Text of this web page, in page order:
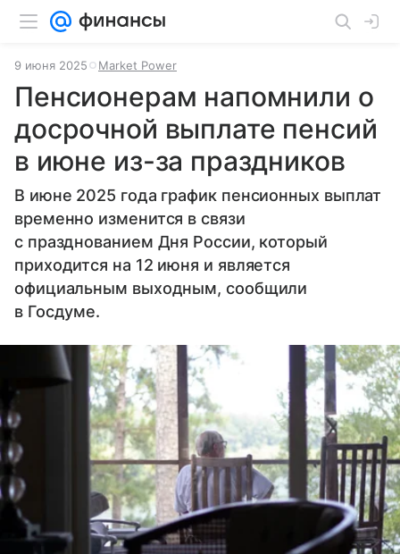
9 июня 2025 Market Power
Пенсионерам напомнили о
досрочной выплате пенсий
в июне из-за праздников
В июне 2025 года график пенсионных выплат
временно изменится в связи
с празднованием Дня России, который
приходится на 12 июня и является
официальным выходным, сообщили
в Госдуме.